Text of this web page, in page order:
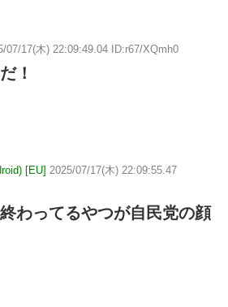
07/17(木) 22:09:49.04 ID:r67/XQmh0
！
[EU] 2025/07/17(木) 22:09:55.47
わってるやつが自民党の顔